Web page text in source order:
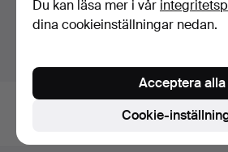
Du ser nu bara föremål i Sverige.
fast pris för alla föremål.
Du kan läsa mer i vår
dina cookieinställningar nedan.
Cookie-
Acceptera alla